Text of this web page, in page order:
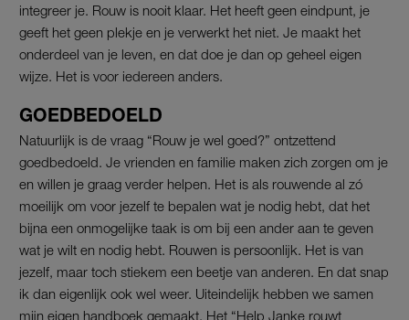
integreer je. Rouw is nooit klaar. Het heeft geen eindpunt, je
geeft het geen plekje en je verwerkt het niet. Je maakt het
onderdeel van je leven, en dat doe je dan op geheel eigen
wijze. Het is voor iedereen anders.
GOEDBEDOELD
Natuurlijk is de vraag “Rouw je wel goed?” ontzettend
goedbedoeld. Je vrienden en familie maken zich zorgen om je
en willen je graag verder helpen. Het is als rouwende al zó
moeilijk om voor jezelf te bepalen wat je nodig hebt, dat het
bijna een onmogelijke taak is om bij een ander aan te geven
wat je wilt en nodig hebt. Rouwen is persoonlijk. Het is van
jezelf, maar toch stiekem een beetje van anderen. En dat snap
ik dan eigenlijk ook wel weer. Uiteindelijk hebben we samen
mijn eigen handboek gemaakt. Het “Help Janke rouwt